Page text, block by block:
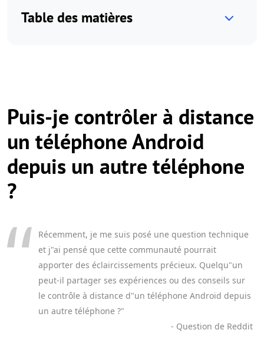
Table des matières
Puis-je contrôler à distance
un téléphone Android
depuis un autre téléphone
?
Récemment, je me suis posé une question technique
et j"ai pensé que cette communauté pourrait
apporter des éclaircissements précieux. Quelqu"un
peut-il partager ses expériences ou des conseils sur
le contrôle à distance d"un téléphone Android depuis
un autre téléphone ?"
- Question de Reddit